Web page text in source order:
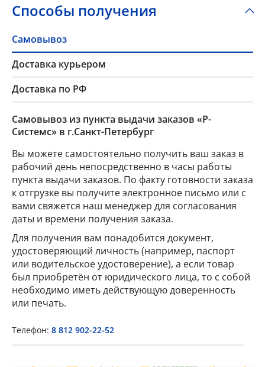
Способы получения
Самовывоз
Доставка курьером
Доставка по РФ
Самовывоз из пункта выдачи заказов «Р-
Системс» в г.Санкт-Петербург
Вы можете самостоятельно получить ваш заказ в
рабочий день непосредственно в часы работы
пункта выдачи заказов. По факту готовности заказа
к отгрузке вы получите электронное письмо или с
вами свяжется наш менеджер для согласования
даты и времени получения заказа.
Для получения вам понадобится документ,
удостоверяющий личность (например, паспорт
или водительское удостоверение), а если товар
был приобретён от юридического лица, то с собой
необходимо иметь действующую доверенность
или печать.
Телефон: 8 812 902-22-52
Popup Title
×